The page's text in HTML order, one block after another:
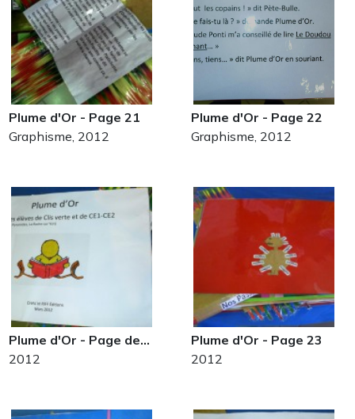
Plume d'Or - Page 21
Graphisme, 2012
Plume d'Or - Page 22
Graphisme, 2012
Plume d'Or - Page de…
2012
Plume d'Or - Page 23
2012